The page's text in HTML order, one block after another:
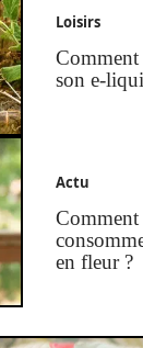
Loisirs
son e-
Actu
Comment
en fleur ?